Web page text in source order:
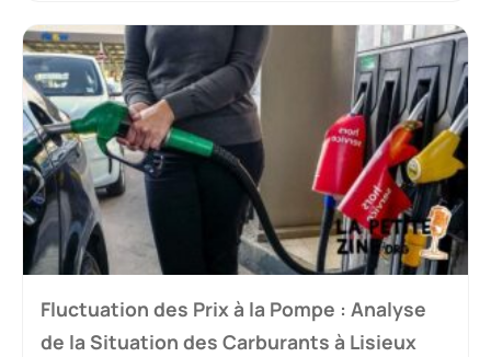
Fluctuation des Prix à la Pompe : Analyse
de la Situation des Carburants à Lisieux